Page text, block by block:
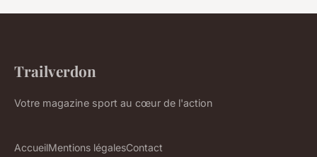
Trailverdon
Votre magazine sport au cœur de l'action
AccueilMentions légalesContact